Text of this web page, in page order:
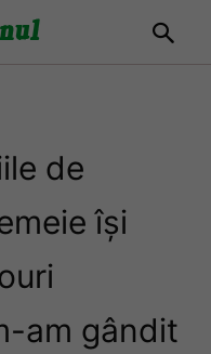
de
își
am gândit